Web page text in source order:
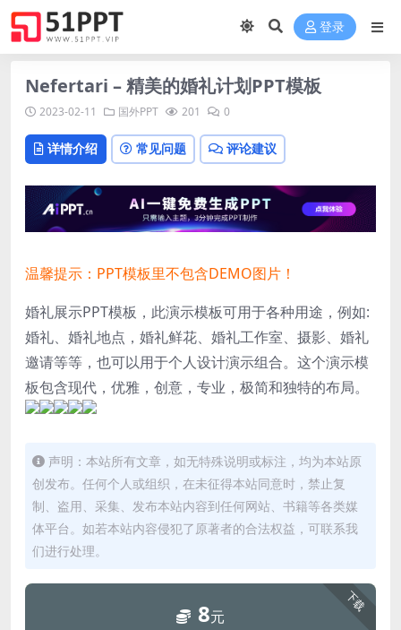
登录
Nefertari – 精美的婚礼计划PPT模板
2023-02-11 国外PPT 201 0
详情介绍 常见问题 评论建议
温馨提示：PPT模板里不包含DEMO图片！
婚礼展示PPT模板，此演示模板可用于各种用途，例如:
婚礼、婚礼地点，婚礼鲜花、婚礼工作室、摄影、婚礼
邀请等等，也可以用于个人设计演示组合。这个演示模
板包含现代，优雅，创意，专业，极简和独特的布局。
声明：本站所有文章，如无特殊说明或标注，均为本站原
创发布。任何个人或组织，在未征得本站同意时，禁止复
制、盗用、采集、发布本站内容到任何网站、书籍等各类媒
体平台。如若本站内容侵犯了原著者的合法权益，可联系我
们进行处理。
下载
8元